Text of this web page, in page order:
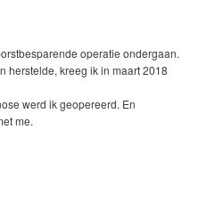
operatie ondergaan.
herstelde, kreeg ik in maart 2018
werd ik geopereerd. En
me.